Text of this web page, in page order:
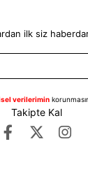
ilk siz
verilerimin
Takipte Kal